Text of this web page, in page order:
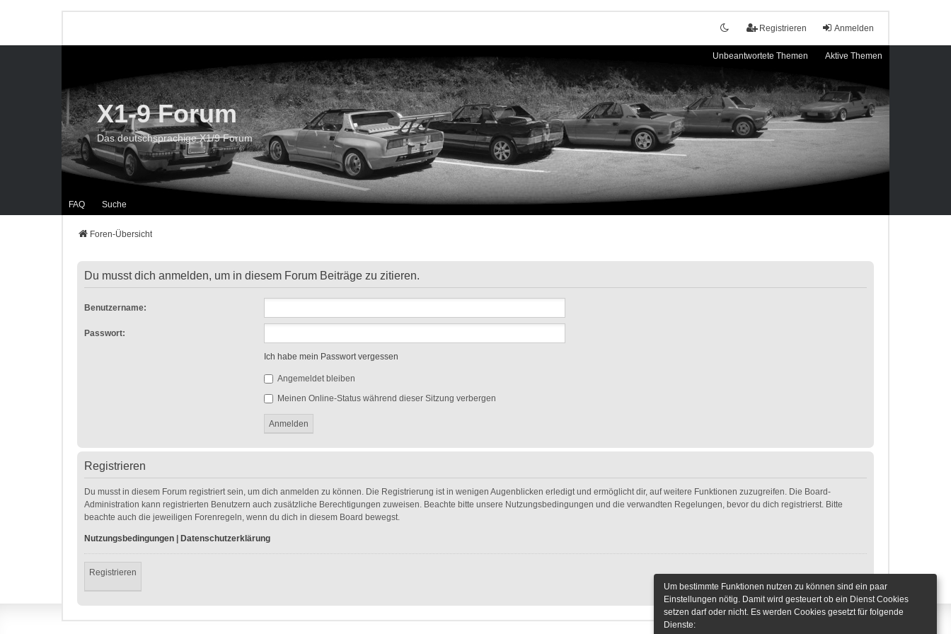
Anmelden
Registrieren
Unbeantwortete Themen Aktive Themen
FAQ Suche
X1-9 Forum
Das deutschsprachige X1/9 Forum
Foren-Übersicht
Du musst dich anmelden, um in diesem Forum Beiträge zu zitieren.
Benutzername:
Passwort:
Ich habe mein Passwort vergessen
Angemeldet bleiben
Meinen Online-Status während dieser Sitzung verbergen
Registrieren
Du musst in diesem Forum registriert sein, um dich anmelden zu können. Die Registrierung ist in wenigen Augenblicken erledigt und ermöglicht dir, auf weitere Funktionen zuzugreifen. Die Board-
Administration kann registrierten Benutzern auch zusätzliche Berechtigungen zuweisen. Beachte bitte unsere Nutzungsbedingungen und die verwandten Regelungen, bevor du dich registrierst. Bitte
beachte auch die jeweiligen Forenregeln, wenn du dich in diesem Board bewegst.
Nutzungsbedingungen Datenschutzerklärung
Registrieren
Um bestimmte Funktionen nutzen zu können sind ein paar
Einstellungen nötig. Damit wird gesteuert ob ein Dienst Cookies
setzen darf oder nicht. Es werden Cookies gesetzt für folgende
Dienste: